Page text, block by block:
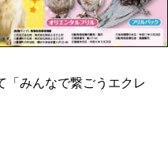
「みんなで繋ごうエクレ